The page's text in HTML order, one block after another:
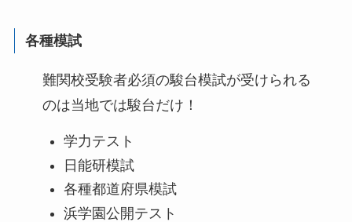
各種模試
難関校受験者必須の駿台模試が受けられる
のは当地では駿台だけ！
学力テスト
日能研模試
各種都道府県模試
浜学園公開テスト